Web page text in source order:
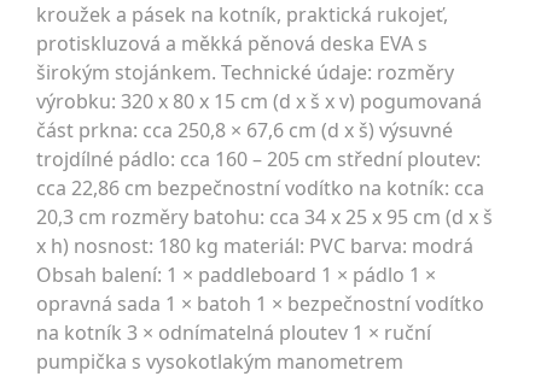
kroužek a pásek na kotník, praktická rukojeť,
protiskluzová a měkká pěnová deska EVA s
širokým stojánkem. Technické údaje: rozměry
výrobku: 320 x 80 x 15 cm (d x š x v) pogumovaná
část prkna: cca 250,8 × 67,6 cm (d x š) výsuvné
trojdílné pádlo: cca 160 – 205 cm střední ploutev:
cca 22,86 cm bezpečnostní vodítko na kotník: cca
20,3 cm rozměry batohu: cca 34 x 25 x 95 cm (d x š
x h) nosnost: 180 kg materiál: PVC barva: modrá
Obsah balení: 1 × paddleboard 1 × pádlo 1 ×
opravná sada 1 × batoh 1 × bezpečnostní vodítko
na kotník 3 × odnímatelná ploutev 1 × ruční
pumpička s vysokotlakým manometrem